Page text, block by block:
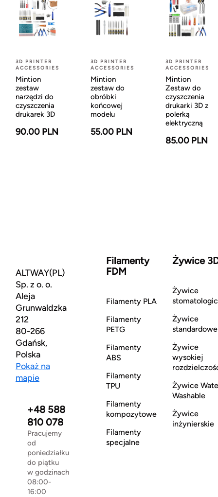
3D PRINTER
ACCESSORIES
Mintion
zestaw
narzędzi do
czyszczenia
drukarek 3D
90.00 PLN
3D PRINTER
ACCESSORIES
Mintion
zestaw do
obróbki
końcowej
modelu
55.00 PLN
3D PRINTER
ACCESSORIES
Mintion
Zestaw do
czyszczenia
drukarki 3D z
polerką
elektryczną
85.00 PLN
ALTWAY(PL)
Sp. z o. o.
Aleja
Grunwaldzka
212
80-266
Gdańsk,
Polska
Pokaż na
mapie
+48 588
810 078
Pracujemy
od
poniedziałku
do piątku
w godzinach
08:00-
16:00
Filamenty
FDM
Filamenty PLA
Filamenty
PETG
Filamenty
ABS
Filamenty
TPU
Filamenty
kompozytowe
Filamenty
specjalne
Żywice
Żywice
Żywice
standardowe
Żywice
wysokiej
Żywice
Washable
Żywice
inżynierskie